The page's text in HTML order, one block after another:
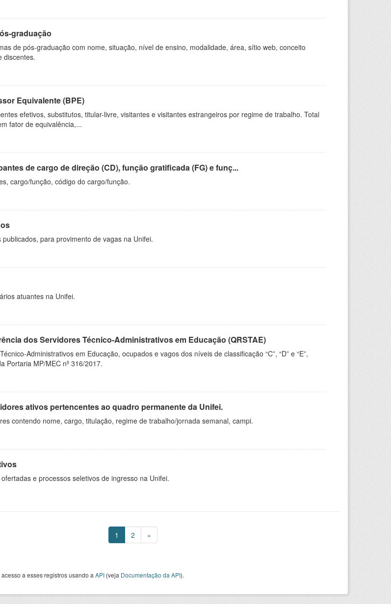
graduação
de pós-graduação com nome, situação, nível de ensino, modalidade, área, sítio web, conceito
discentes.
Equivalente (BPE)
efetivos, substitutos, titular-livre, visitantes e visitantes estrangeiros por regime de trabalho. Total
fator de equivalência,...
de cargo de direção (CD), função gratificada (FG) e funç...
cargo/função, código do cargo/função.
publicados, para provimento de vagas na Unifei.
atuantes na Unifei.
dos Servidores Técnico-Administrativos em Educação (QRSTAE)
Administrativos em Educação, ocupados e vagos dos níveis de classificação “C”, “D” e “E”,
Portaria MP/MEC nº 316/2017.
ativos pertencentes ao quadro permanente da Unifei.
contendo nome, cargo, titulação, regime de trabalho/jornada semanal, campi.
e processos seletivos de ingresso na Unifei.
1 2 »
a esses registros usando a API (veja Documentação da API).